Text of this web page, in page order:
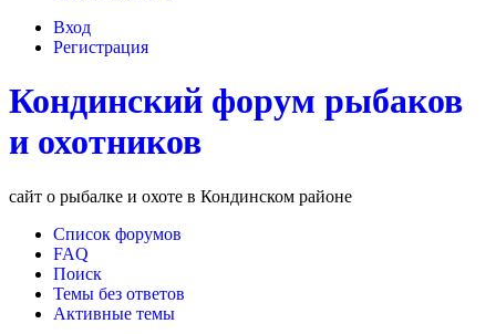
Вход
Регистрация
Кондинский форум рыбаков
и охотников
сайт о рыбалке и охоте в Кондинском районе
Список форумов
FAQ
Поиск
Темы без ответов
Активные темы